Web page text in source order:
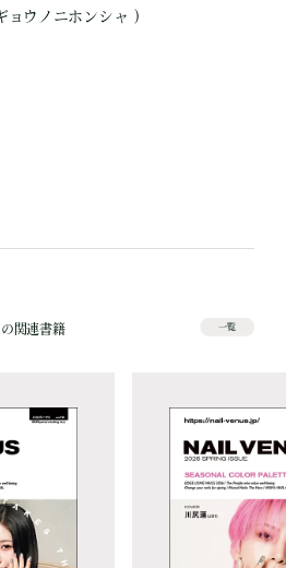
ョウノニホンシャ ）
関連書籍 一覧